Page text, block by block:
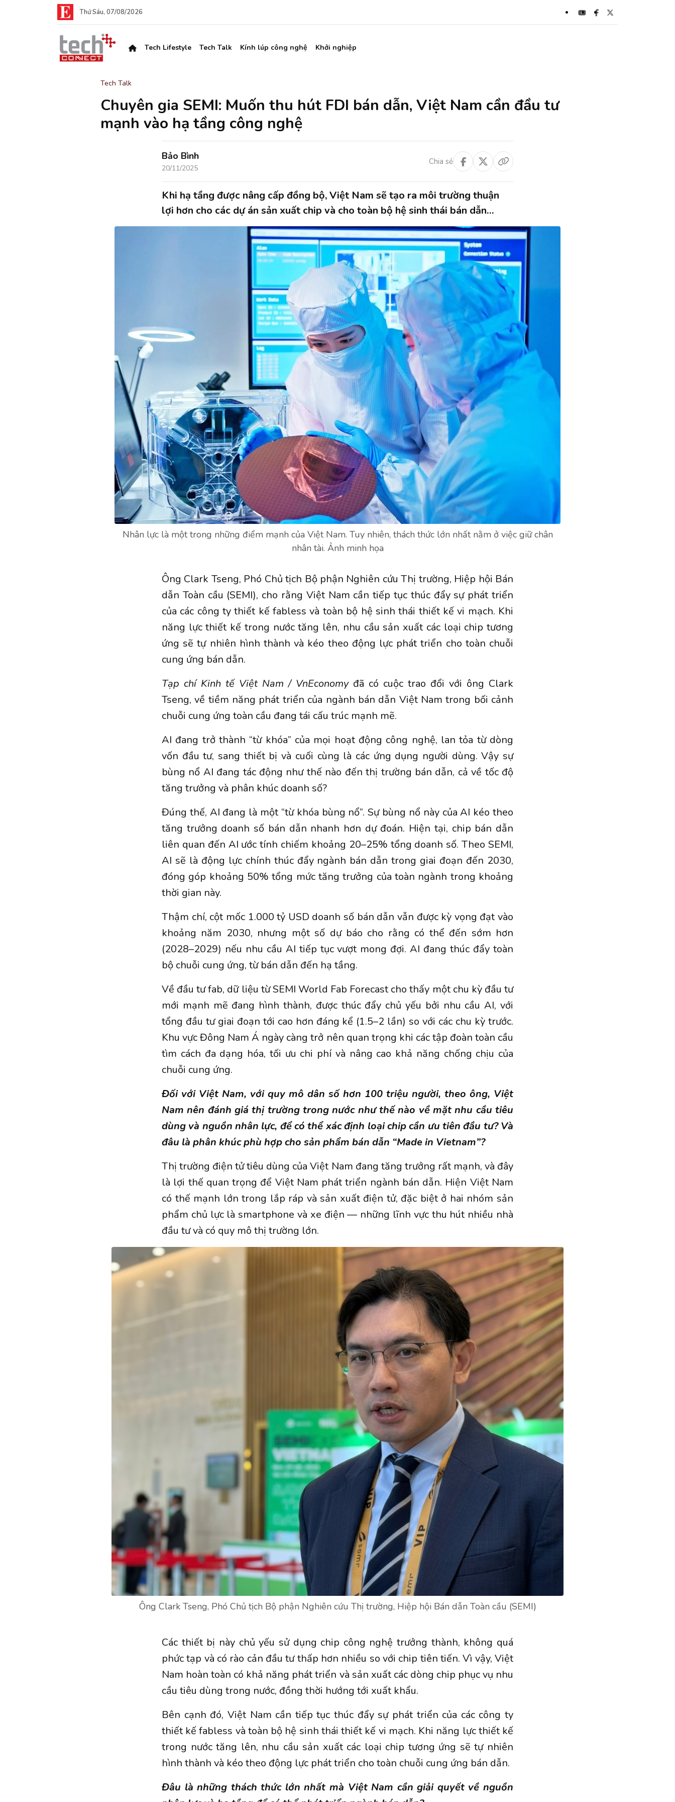
Thứ Sáu, 07/08/2026
Tech Lifestyle Tech Talk Kính lúp công nghệ Khởi nghiệp
Tech Talk
Chuyên gia SEMI: Muốn thu hút FDI bán dẫn, Việt Nam cần đầu tư
mạnh vào hạ tầng công nghệ
Bảo Bình
20/11/2025
Chia sẻ
Khi hạ tầng được nâng cấp đồng bộ, Việt Nam sẽ tạo ra môi trường thuận
lợi hơn cho các dự án sản xuất chip và cho toàn bộ hệ sinh thái bán dẫn…
Nhân lực là một trong những điểm mạnh của Việt Nam. Tuy nhiên, thách thức lớn nhất nằm ở việc giữ chân
nhân tài. Ảnh minh họa
Ông Clark Tseng, Phó Chủ tịch Bộ phận Nghiên cứu Thị trường, Hiệp hội Bán
dẫn Toàn cầu (SEMI), cho rằng Việt Nam cần tiếp tục thúc đẩy sự phát triển
của các công ty thiết kế fabless và toàn bộ hệ sinh thái thiết kế vi mạch. Khi
năng lực thiết kế trong nước tăng lên, nhu cầu sản xuất các loại chip tương
ứng sẽ tự nhiên hình thành và kéo theo động lực phát triển cho toàn chuỗi
cung ứng bán dẫn.
Tạp chí Kinh tế Việt Nam / VnEconomy đã có cuộc trao đổi với ông Clark
Tseng, về tiềm năng phát triển của ngành bán dẫn Việt Nam trong bối cảnh
chuỗi cung ứng toàn cầu đang tái cấu trúc mạnh mẽ.
AI đang trở thành “từ khóa” của mọi hoạt động công nghệ, lan tỏa từ dòng
vốn đầu tư, sang thiết bị và cuối cùng là các ứng dụng người dùng. Vậy sự
bùng nổ AI đang tác động như thế nào đến thị trường bán dẫn, cả về tốc độ
tăng trưởng và phân khúc doanh số?
Đúng thế, AI đang là một “từ khóa bùng nổ”. Sự bùng nổ này của AI kéo theo
tăng trưởng doanh số bán dẫn nhanh hơn dự đoán. Hiện tại, chip bán dẫn
liên quan đến AI ước tính chiếm khoảng 20–25% tổng doanh số. Theo SEMI,
AI sẽ là động lực chính thúc đẩy ngành bán dẫn trong giai đoạn đến 2030,
đóng góp khoảng 50% tổng mức tăng trưởng của toàn ngành trong khoảng
thời gian này.
Thậm chí, cột mốc 1.000 tỷ USD doanh số bán dẫn vẫn được kỳ vọng đạt vào
khoảng năm 2030, nhưng một số dự báo cho rằng có thể đến sớm hơn
(2028–2029) nếu nhu cầu AI tiếp tục vượt mong đợi. AI đang thúc đẩy toàn
bộ chuỗi cung ứng, từ bán dẫn đến hạ tầng.
Về đầu tư fab, dữ liệu từ SEMI World Fab Forecast cho thấy một chu kỳ đầu tư
mới mạnh mẽ đang hình thành, được thúc đẩy chủ yếu bởi nhu cầu AI, với
tổng đầu tư giai đoạn tới cao hơn đáng kể (1.5–2 lần) so với các chu kỳ trước.
Khu vực Đông Nam Á ngày càng trở nên quan trọng khi các tập đoàn toàn cầu
tìm cách đa dạng hóa, tối ưu chi phí và nâng cao khả năng chống chịu của
chuỗi cung ứng.
Đối với Việt Nam, với quy mô dân số hơn 100 triệu người, theo ông, Việt
Nam nên đánh giá thị trường trong nước như thế nào về mặt nhu cầu tiêu
dùng và nguồn nhân lực, để có thể xác định loại chip cần ưu tiên đầu tư? Và
đâu là phân khúc phù hợp cho sản phẩm bán dẫn “Made in Vietnam”?
Thị trường điện tử tiêu dùng của Việt Nam đang tăng trưởng rất mạnh, và đây
là lợi thế quan trọng để Việt Nam phát triển ngành bán dẫn. Hiện Việt Nam
có thế mạnh lớn trong lắp ráp và sản xuất điện tử, đặc biệt ở hai nhóm sản
phẩm chủ lực là smartphone và xe điện — những lĩnh vực thu hút nhiều nhà
đầu tư và có quy mô thị trường lớn.
Ông Clark Tseng, Phó Chủ tịch Bộ phận Nghiên cứu Thị trường, Hiệp hội Bán dẫn Toàn cầu (SEMI)
Các thiết bị này chủ yếu sử dụng chip công nghệ trưởng thành, không quá
phức tạp và có rào cản đầu tư thấp hơn nhiều so với chip tiên tiến. Vì vậy, Việt
Nam hoàn toàn có khả năng phát triển và sản xuất các dòng chip phục vụ nhu
cầu tiêu dùng trong nước, đồng thời hướng tới xuất khẩu.
Bên cạnh đó, Việt Nam cần tiếp tục thúc đẩy sự phát triển của các công ty
thiết kế fabless và toàn bộ hệ sinh thái thiết kế vi mạch. Khi năng lực thiết kế
trong nước tăng lên, nhu cầu sản xuất các loại chip tương ứng sẽ tự nhiên
hình thành và kéo theo động lực phát triển cho toàn chuỗi cung ứng bán dẫn.
Đâu là những thách thức lớn nhất mà Việt Nam cần giải quyết về nguồn